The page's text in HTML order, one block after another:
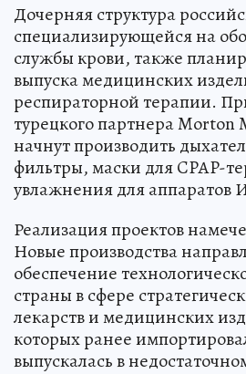
Дочерняя структура
специализирующейся на
службы крови, также
выпуска медицинских
респираторной терапии.
турецкого партнера Morton
начнут производить
фильтры, маски для CPAP-
увлажнения для аппаратов
Реализация проектов
Новые производства
обеспечение
страны в сфере
лекарств и медицинских
которых ранее
выпускалась в